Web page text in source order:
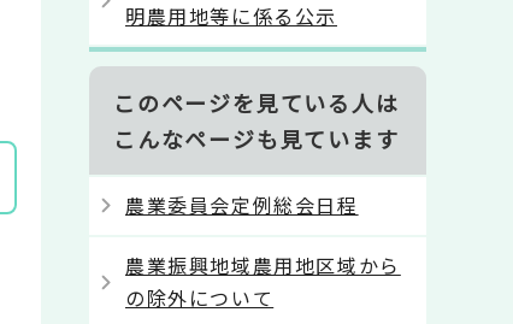
明農用地等に係る公示
このページを見ている人は
こんなページも見ています
農業委員会定例総会日程
農業振興地域農用地区域から
の除外について